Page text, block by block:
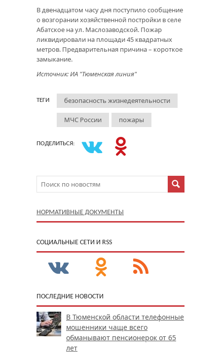
В двенадцатом часу дня поступило сообщение
о возгорании хозяйственной постройки в селе
Абатское на ул. Маслозаводской. Пожар
ликвидировали на площади 45 квадратных
метров. Предварительная причина – короткое
замыкание.
Источник: ИА "Тюменская линия"
ТЕГИ безопасность жизнедеятельности
МЧС России пожары
ПОДЕЛИТЬСЯ:
НОРМАТИВНЫЕ ДОКУМЕНТЫ
CОЦИАЛЬНЫЕ СЕТИ И RSS
ПОСЛЕДНИЕ НОВОСТИ
В Тюменской области телефонные
мошенники чаще всего
обманывают пенсионерок от 65
лет